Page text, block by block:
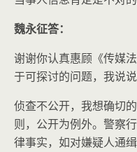
魏永征答：
谢谢你认真惠顾《传媒
于可探讨的问题，我说
侦查不公开，我想确切
则，公开为例外。警察
律事实，如对嫌疑人通